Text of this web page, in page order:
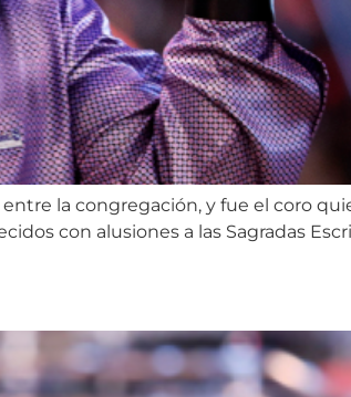
la congregación, y fue el coro
con alusiones a las Sagradas